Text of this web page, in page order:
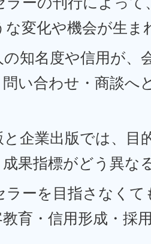
な変化や機会が生ま
知名度や信用が、
い合わせ・商談へ
企業出版では、目
果指標がどう異な
ーを目指さなくて
育・信用形成・採